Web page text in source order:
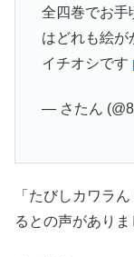
全四巻でお手
はどれも絵が
イチオシです
— さたん
「たびしカワラ
るとの声がありま